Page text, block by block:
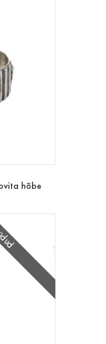
hõbe